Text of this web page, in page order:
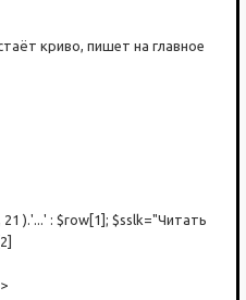
криво, пишет на главное
).'...' : $row[1]; $sslk="Читать